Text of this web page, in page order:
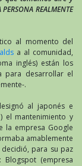
REALMENTE
al momento del
a al comunidad,
inglés) están los
para desarrollar el
.
al japonés e
el mantenimiento y
la empresa Google
amablemente
para su paz
Blogspot (empresa